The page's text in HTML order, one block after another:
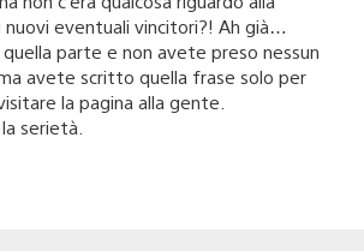
eventuali vincitori?! Ah già…
parte e non avete preso nessun
avete scritto quella frase solo per
la pagina alla gente.
serietà.